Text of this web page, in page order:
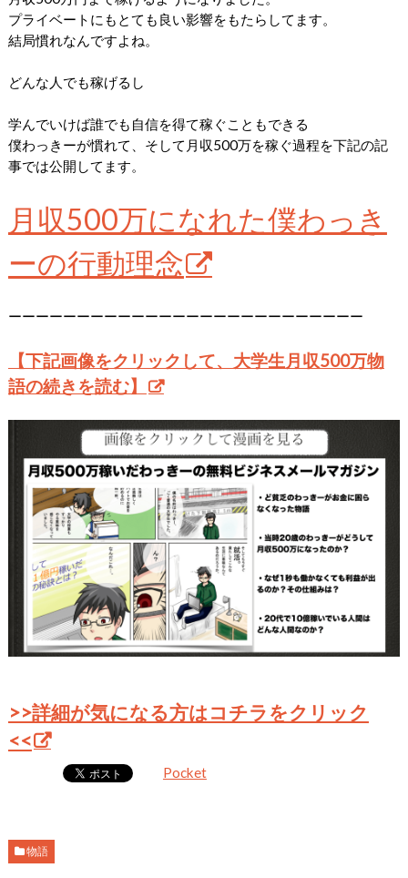
プライベートにもとても良い影響をもたらしてます。
結局慣れなんですよね。
どんな人でも稼げるし
学んでいけば誰でも自信を得て稼ぐこともできる
僕わっきーが慣れて、そして月収500万を稼ぐ過程を下記の記
事では公開してます。
月収500万になれた僕わっき
ーの行動理念
ーーーーーーーーーーーーーーーーーーーーーーーーーー
【下記画像をクリックして、大学生月収500万物
語の続きを読む】
>>詳細が気になる方はコチラをクリック
<<
Pocket
物語